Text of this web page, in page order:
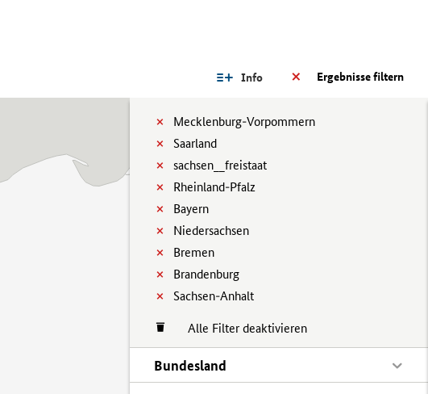
Ergebnisse filtern
Info
Mecklenburg-Vorpommern
Saarland
sachsen__freistaat
Rheinland-Pfalz
Bayern
Niedersachsen
Bremen
Brandenburg
Sachsen-Anhalt
Alle Filter deaktivieren
Bundesland